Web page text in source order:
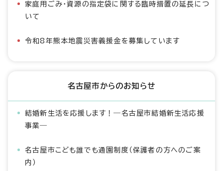
家庭用ごみ・資源の指定袋に関する臨時措置の延長につ
いて
令和8年熊本地震災害義援金を募集しています
名古屋市からのお知らせ
結婚新生活を応援します！―名古屋市結婚新生活応援
事業―
名古屋市こども誰でも通園制度（保護者の方へのご案
内）